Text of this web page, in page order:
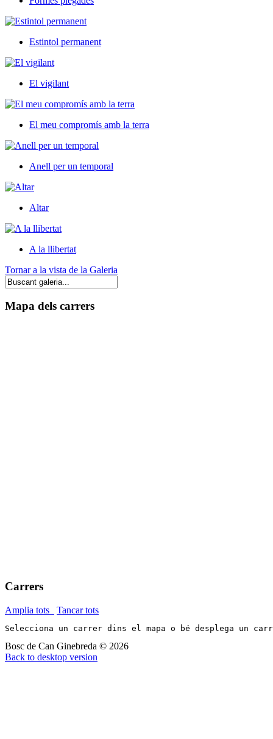
Estintol permanent
El vigilant
El meu compromís amb la terra
Anell per un temporal
Altar
A la llibertat
Tornar a la vista de la Galeria
Mapa dels carrers
Carrers
Amplia tots Tancar tots
Selecciona un carrer dins el mapa o bé desplega un
Bosc de Can Ginebreda © 2026
Back to desktop version